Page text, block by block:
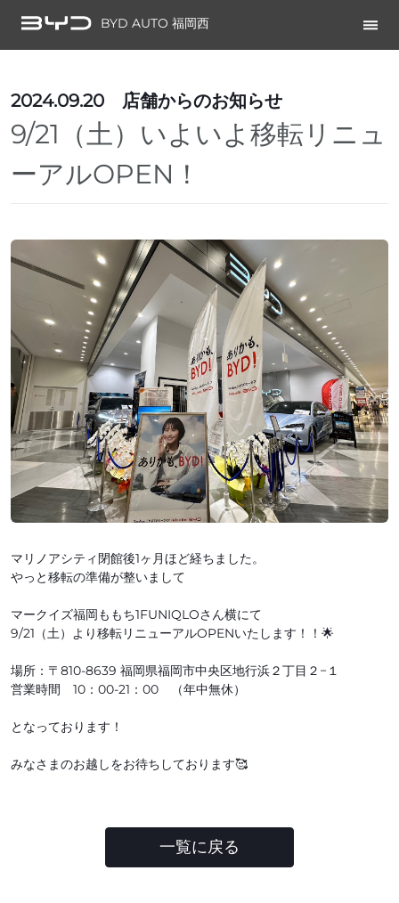
BYD AUTO 福岡西
2024.09.20 店舗からのお知らせ
9/21（土）いよいよ移転リニュ
ーアルOPEN！
マリノアシティ閉館後1ヶ月ほど経ちました。
やっと移転の準備が整いまして
マークイズ福岡ももち1FUNIQLOさん横にて
9/21（土）より移転リニューアルOPENいたします！！🌟
場所：〒810-8639 福岡県福岡市中央区地行浜２丁目２−１
営業時間 10：00-21：00 （年中無休）
となっております！
みなさまのお越しをお待ちしております🥰
一覧に戻る